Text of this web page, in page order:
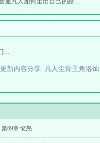
...
新内容分享 凡人尘骨主角洛灿
第69章 愤怒